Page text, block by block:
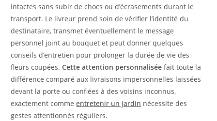
intactes sans subir de chocs ou d’écrasements durant le
transport. Le livreur prend soin de vérifier l’identité du
destinataire, transmet éventuellement le message
personnel joint au bouquet et peut donner quelques
conseils d’entretien pour prolonger la durée de vie des
fleurs coupées.Cette attention personnalisée fait toute la
différence comparé aux livraisons impersonnelles laissées
devant la porte ou confiées à des voisins inconnus,
exactement commeentretenir un jardin nécessite des
gestes attentionnés réguliers.